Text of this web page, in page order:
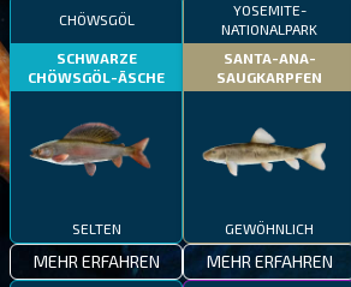
CHÖWSGÖL
SCHWARZE
CHÖWSGÖL-ÄSCHE
SELTEN
MEHR ERFAHREN
YOSEMITE-
NATIONALPARK
SANTA-ANA-
SAUGKARPFEN
GEWÖHNLICH
MEHR ERFAHREN